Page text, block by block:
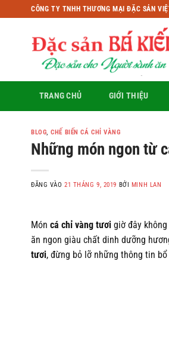
qua
CÔNG TY TNHH THƯƠNG MẠI ĐẶC SẢN
TRANG CHỦ GIỚI THIỆU
BLOG,CHẾ BIẾN CÁ CHỈ VÀNG
Những món ngon từ
ĐĂNG VÀO21 THÁNG 9, 2019 BỞI MINH LAN
Món cá chỉ vàng tươi giờ đây
ăn ngon giàu chất dinh dưỡng
tươi, đừng bỏ lỡ những thông tin